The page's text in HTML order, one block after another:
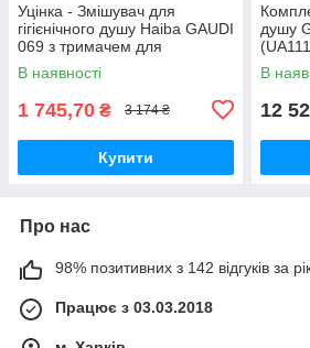
Уцінка - Змішувач для
гігієнічного душу Haiba GAUDI
069 з тримачем для
туалетного паперу (HB9596-
20260703-9011)
В наявності
1 745,70 ₴ 3 174 ₴
Купити
душу
В
12
Про нас
98% позитивних з 142 відгуків за
Працює з 03.03.2018